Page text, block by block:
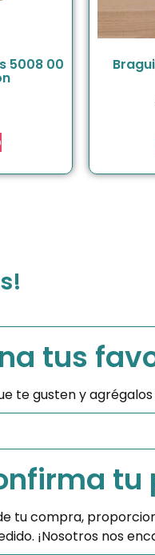
5008 00
tus
te gusten y
tu compra,
¡Nosotros nos